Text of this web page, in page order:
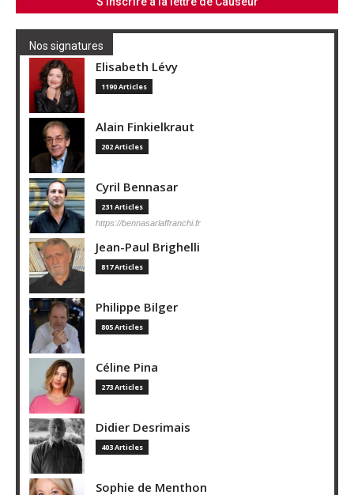
Nos signatures
Elisabeth Lévy
1190 Articles
Alain Finkielkraut
202 Articles
Cyril Bennasar
231 Articles
https://bennasarlaffranchi.fr
Jean-Paul Brighelli
817 Articles
Philippe Bilger
805 Articles
Céline Pina
273 Articles
Didier Desrimais
403 Articles
Sophie de Menthon